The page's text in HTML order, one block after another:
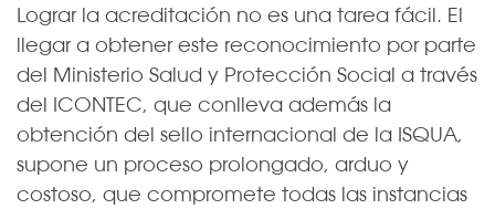
Lograr la acreditación no es una tarea fácil. El
llegar a obtener este reconocimiento por parte
del Ministerio Salud y Protección Social a través
del ICONTEC, que conlleva además la
obtención del sello internacional de la ISQUA,
supone un proceso prolongado, arduo y
costoso, que compromete todas las instancias